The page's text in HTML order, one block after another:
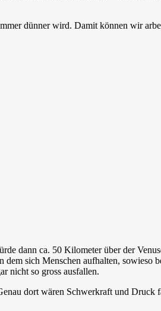
dünner wird. Damit können wir
dann ca. 50 Kilometer über der
dem sich Menschen aufhalten, sowieso
nicht so gross ausfallen.
dort wären Schwerkraft und Druck